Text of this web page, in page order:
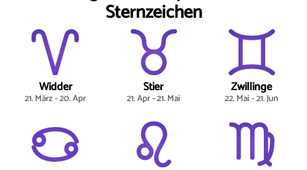
Sternzeichen
Widder
21. März - 20. Apr
Stier
21. Apr - 21. Mai
Zwillinge
22. Mai - 21. Jun